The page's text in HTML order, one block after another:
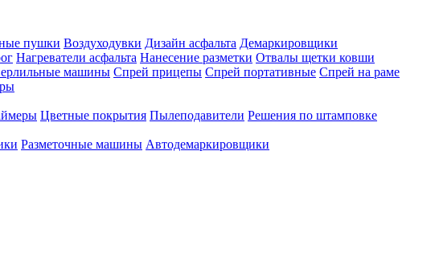
пушки Воздуходувки Дизайн асфальта Демаркировщики
Нагреватели асфальта Нанесение разметки Отвалы щетки ковши
машины Спрей прицепы Спрей портативные Спрей на раме
Цветные покрытия Пылеподавители Решения по штамповке
Разметочные машины Автодемаркировщики